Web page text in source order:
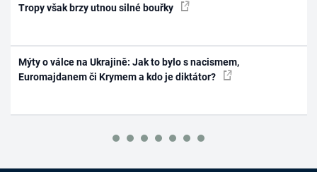
Tropy však brzy utnou silné bouřky
Mýty o válce na Ukrajině: Jak to bylo s nacismem,
Euromajdanem či Krymem a kdo je diktátor?